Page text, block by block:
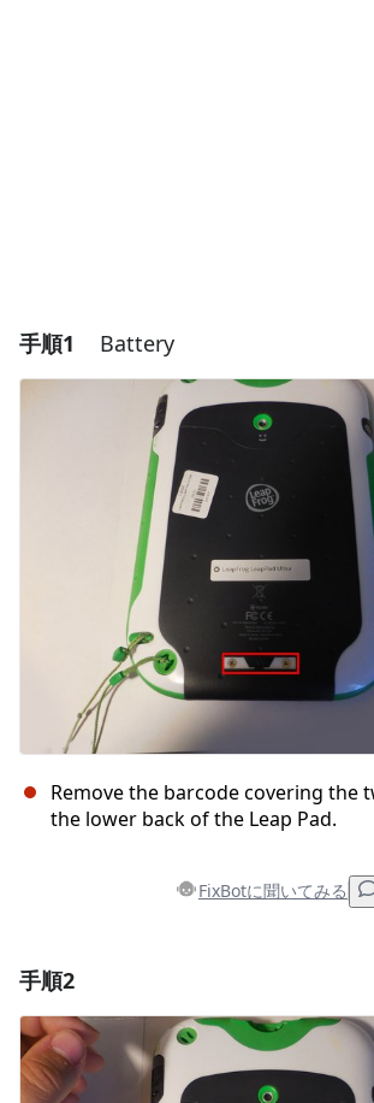
手順1 Battery
Remove the barcode covering the
the lower back of the Leap Pad.
FixBotに聞いてみる
コメントを追加
手順2